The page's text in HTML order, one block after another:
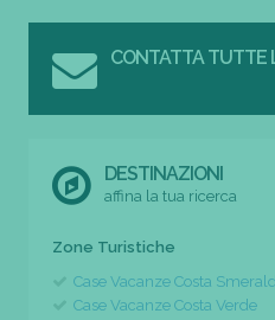
CONTATTA TUTTE
DESTINAZIONI
affina la tua ricerca
Zone Turistiche
Case Vacanze Costa
Case Vacanze Costa Verde